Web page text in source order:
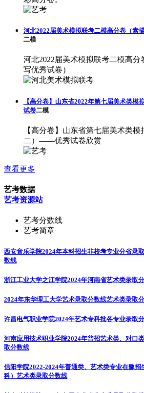
河北2022届美术模拟联考二模高分卷（素
二模
河北2022届美术模拟联考二模高分
写优秀试卷）
【高分卷】山东省2022年第七届美术类模
试卷二模
【高分卷】山东省第七届美术类
二）——优秀试卷欣赏
查看更多
艺考数据
艺考资源站
艺考分数线
艺考简章
西安音乐学院2024年本科招生非校考专业分省录
数线
浙江工业大学之江学院2024年河南省艺术类录取
2024年东华理工大学艺术录取分数线艺术类录取
许昌电气职业学院2024年艺术专科批各专业录取
河南应用技术职业学院2024年普招艺术类、对口
取分数线
信阳学院2022-2024年普通类、艺术类专业在豫招
科） 艺术类录取分数线